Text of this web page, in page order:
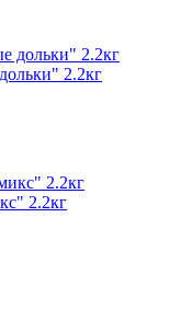
2.2кг
2.2кг